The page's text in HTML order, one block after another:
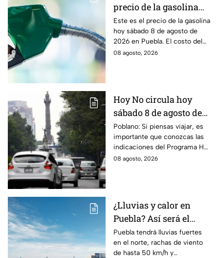
precio de la gasolina
Puebla hoy sábado 8 de
agosto de 2026
Este es el precio de la gasolina
hoy sábado 8 de agosto de
2026 en Puebla. El costo del
combustible cambia todos los
08 agosto, 2026
Hoy No circula hoy
sábado 8 de agosto de
2026: ¿Qué autos no
transitan en la CDMX y
EdoMex?
Poblano: Si piensas viajar, es
importante que conozcas las
indicaciones del Programa Hoy
No Circula HOY sábado 8 de
08 agosto, 2026
¿Lluvias y calor en
Puebla? Así será el
clima HOY sábado 8 de
agosto
Puebla tendrá lluvias fuertes
en el norte, rachas de viento
de hasta 50 km/h y